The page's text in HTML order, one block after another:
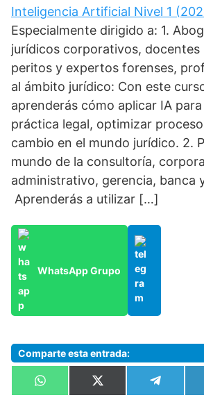
Inteligencia Artificial Nivel 1
Especialmente dirigido a: 1.
jurídicos corporativos, docentes
peritos y expertos forenses,
al ámbito jurídico: Con este
aprenderás cómo aplicar IA
práctica legal, optimizar
cambio en el mundo jurídico. 2.
mundo de la consultoría,
administrativo, gerencia, banca
Aprenderás a utilizar […]
WhatsApp Grupo
Comparte esta entrada:
Compartir
en
W
h
Compartir
en
X
(
en
e